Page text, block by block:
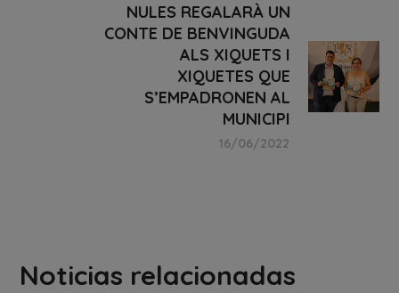
NULES REGALARÀ UN
CONTE DE BENVINGUDA
ALS XIQUETS I
XIQUETES QUE
S’EMPADRONEN AL
MUNICIPI
16/06/2022
Noticias relacionadas